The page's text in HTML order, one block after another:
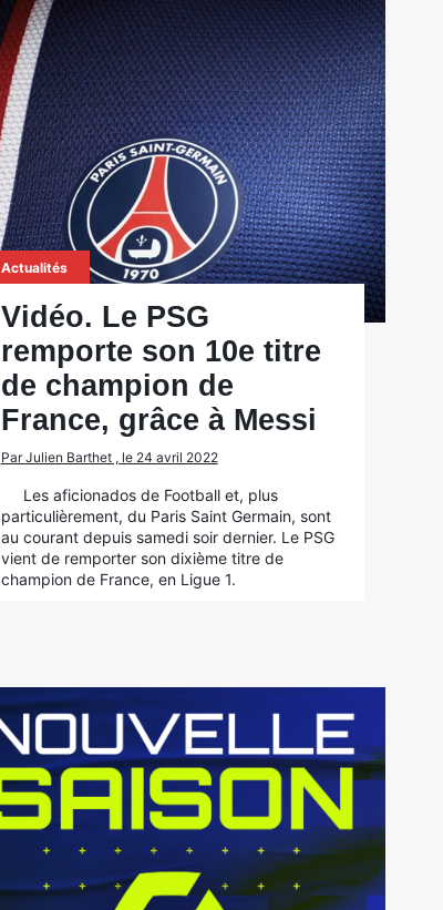
Actualités
Vidéo. Le PSG
remporte son 10e titre
de champion de
France, grâce à Messi
Par Julien Barthet , le 24 avril 2022
Les aficionados de Football et, plus
particulièrement, du Paris Saint Germain, sont
au courant depuis samedi soir dernier. Le PSG
vient de remporter son dixième titre de
champion de France, en Ligue 1.